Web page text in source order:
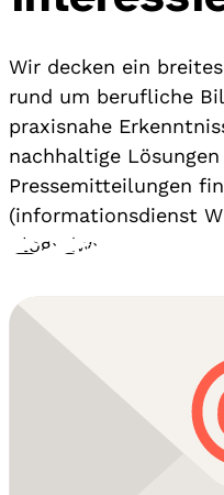
Wir decken ein
rund um berufliche
praxisnahe
nachhaltige
Pressemitteilungen
(informationsdienst
Blog› idw›